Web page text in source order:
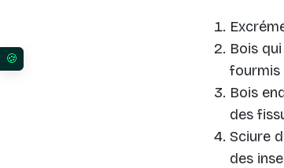
Bois
fourmis
Bois
des
Sciure
des
Vos préférences en matière de